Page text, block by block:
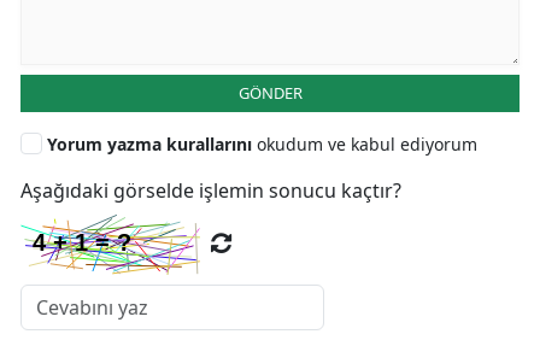
GÖNDER
Yorum yazma kurallarını okudum ve kabul ediyorum
Aşağıdaki görselde işlemin sonucu kaçtır?